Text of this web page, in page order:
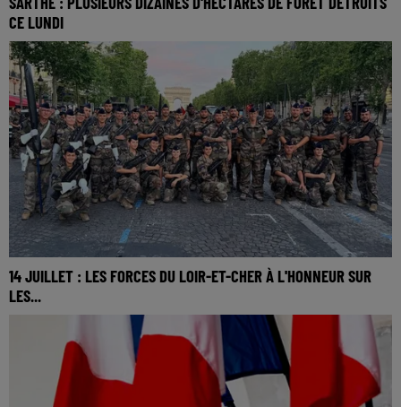
CE LUNDI
14 JUILLET : LES FORCES DU LOIR-ET-CHER À L'HONNEUR SUR
LES...